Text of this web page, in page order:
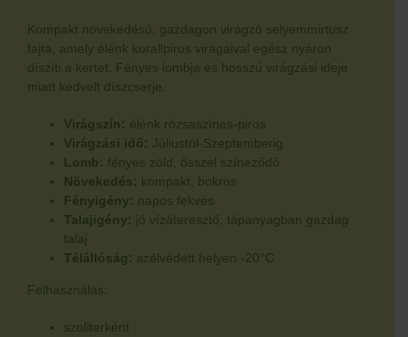
Kompakt növekedésű, gazdagon virágzó selyemmirtusz
fajta, amely élénk korallpiros virágaival egész nyáron
díszíti a kertet. Fényes lombja és hosszú virágzási ideje
miatt kedvelt díszcserje.
Virágszín: élénk rózsaszínes-piros
Virágzási idő: Júliustól-Szeptemberig
Lomb: fényes zöld, ősszel színeződő
Növekedés: kompakt, bokros
Fényigény: napos fekvés
Talajigény: jó vízáteresztő, tápanyagban gazdag
talaj
Télállóság: szélvédett helyen -20°C
Felhasználás:
szoliterként